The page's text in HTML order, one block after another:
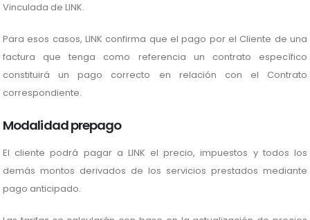
Vinculada de LINK.
Para esos casos, LINK confirma que el pago por el Cliente de una
factura que tenga como referencia un contrato específico
constituirá un pago correcto en relación con el Contrato
correspondiente.
Modalidad prepago
El cliente podrá pagar a LINK el precio, impuestos y todos los
demás montos derivados de los servicios prestados mediante
pago anticipado.